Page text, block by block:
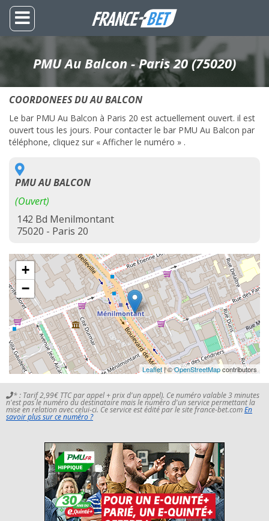
PMU Au Balcon - Paris 20 (75020)
COORDONEES DU AU BALCON
Le bar PMU Au Balcon à Paris 20 est actuellement ouvert. il est
ouvert tous les jours. Pour contacter le bar PMU Au Balcon par
téléphone, cliquez sur « Afficher le numéro » .
PMU AU BALCON
(Ouvert)
142 Bd Menilmontant
75020 - Paris 20
+
−
Leaflet| ©OpenStreetMapcontributors
* : Tarif 2,99€ TTC par appel + prix d'un appel). Ce numéro valable 3 minutes
n'est pas le numéro du destinataire mais le numéro d'un service permettant la
mise en relation avec celui-ci. Ce service est édité par le site france-bet.comEn
savoir plus sur ce numéro ?